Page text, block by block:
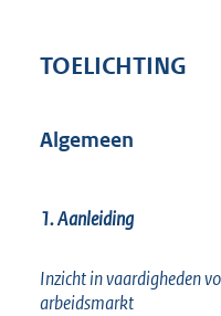
TOELICHTING
Algemeen
1. Aanleiding
Inzicht in vaardigheden
arbeidsmarkt